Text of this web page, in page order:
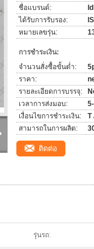
ชื่อแบรนด์:
ได้รับการรับรอง:
หมายเลขรุ่น:
การชำระเงิน:
จำนวนสั่งซื้อขั้นต่ำ:
ราคา:
รายละเอียดการบรรจุ:
เวลาการส่งมอบ:
เงื่อนไขการชำระเงิน:
T
สามารถในการผลิต:
ติดต่อ
รุ่นรถ: